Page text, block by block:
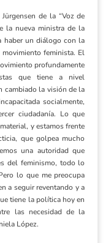
de la “Voz de
la nueva ministra de la
haber un diálogo con la
feminista. El
profundamente
que tiene a nivel
cambiado la visión de la
socialmente,
ciudadanía. Lo que
y estamos frente
que golpea mucho
una autoridad que
del feminismo, todo lo
lo que me preocupa
a seguir reventando y a
tiene la política hoy en
las necesidad de la
López.